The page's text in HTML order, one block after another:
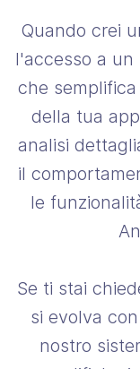
Quando crei
l'accesso a
che
della tua
analisi
il
le
Se ti stai
si evolva
nostro